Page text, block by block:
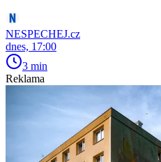
NESPECHEJ.cz
dnes, 17:00
3 min
Reklama